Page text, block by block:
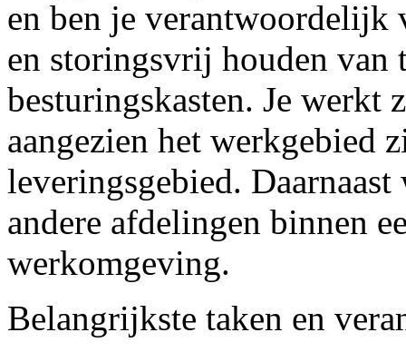
en ben je verantwoordelijk
en storingsvrij houden van
besturingskasten. Je werkt
aangezien het werkgebied
leveringsgebied. Daarnaast
andere afdelingen binnen
werkomgeving.
Belangrijkste taken en